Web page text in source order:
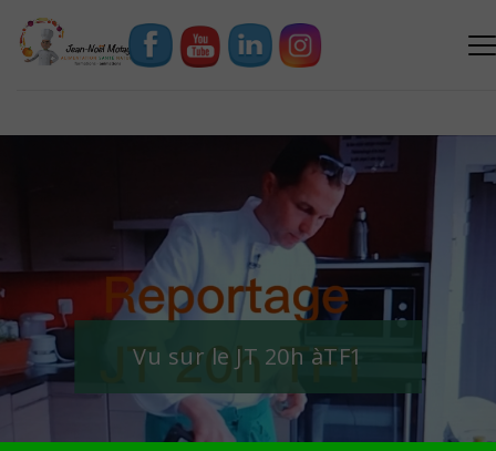
Vu sur le JT 20h àTF1